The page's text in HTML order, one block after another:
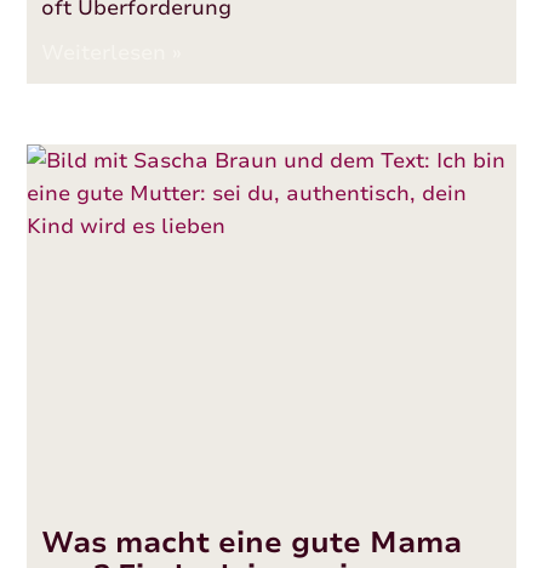
oft Überforderung
Was macht eine gute Mama